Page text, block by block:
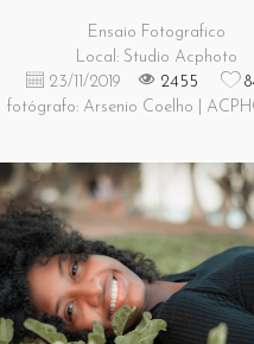
Ensaio Fotografico
Local: Studio Acphoto
23/11/2019
2455
fotógrafo: Arsenio Coelho |